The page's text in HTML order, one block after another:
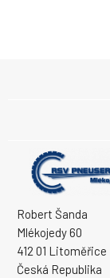
Robert Šanda
Mlékojedy 60
412 01 Litoměřice
Česká Republika